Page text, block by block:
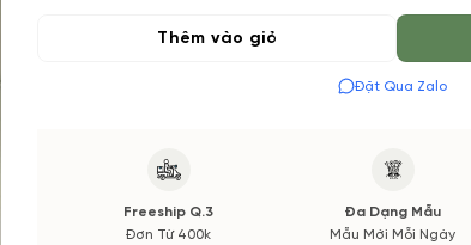
(*) Đơn hàng cần đặt trước để chuẩn bị Hoa Tươi
có thể thay đổi theo Mùa vụ. Vườn Hoa Tươi đảm
Nếu có thay đổi về Hoa phụ sẽ được thông báo đến
Thêm vào giỏ
Đặt Qua Zalo
Freeship Q.3
Đơn Từ 400k
Đa Dạng Mẫu
Mẫu Mới Mỗi Ngày